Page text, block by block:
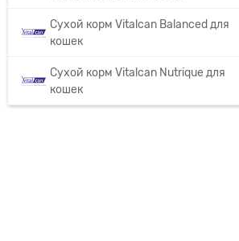
Сухой корм Vitalcan Balanced для
кошек
Сухой корм Vitalcan Nutrique для
кошек